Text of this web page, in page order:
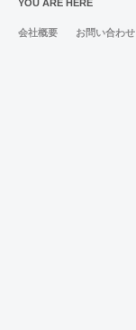
YOU ARE HERE
会社概要 お問い合わせ